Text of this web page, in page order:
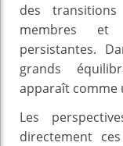
des
membres et
persistantes.
grands
apparaît comme
Les
directement